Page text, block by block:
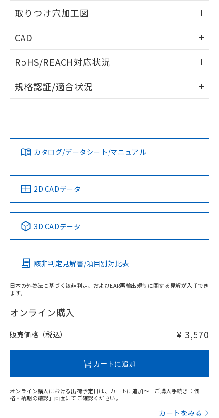
取りつけ穴加工図
CAD
ドすることができます。
ログイン/会員登録
ダウンロードデータをご利用いただく前に、以下を必ずお読
みください。
ソフトウェアの使用条件
RoHS/REACH対応状況
EU RoHS 注意事項・凡例
対応済み
中国 RoHS 注意事項・凡例
Pb Hg Cd Cr(VI)
O
在庫等で未対応品が混在する可能性があります。
問い合わせください。
規格認証/適合状況
カタログ/データシート/マニュアル
2D CADデータ
3D CADデータ
該非判定見解書/項目別対比表
日本の外為法に基づく該非判定、およびEAR再輸出規制に関する見解が入手でき
ます。
オンライン購入
販売価格（税込） ¥ 3,570
カートに追加
オンライン購入における出荷予定日は、カートに追加～「ご購入手続き：価
格・納期の確認」画面にてご確認ください。
カートをみる
す。